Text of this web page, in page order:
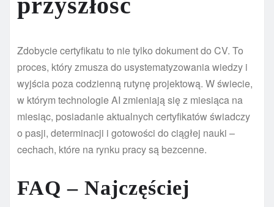
Zdobycie certyfikatu to nie tylko dokument do CV. To
proces, który zmusza do usystematyzowania wiedzy i
wyjścia poza codzienną rutynę projektową. W świecie,
w którym technologie AI zmieniają się z miesiąca na
miesiąc, posiadanie aktualnych certyfikatów świadczy
o pasji, determinacji i gotowości do ciągłej nauki –
cechach, które na rynku pracy są bezcenne.
FAQ – Najczęściej